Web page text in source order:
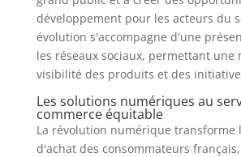
développement pour les acteurs du
évolution s'accompagne d'une
les réseaux sociaux, permettant une
visibilité des produits et des
Les solutions numériques au
commerce équitable
La révolution numérique transforme
d'achat des consommateurs